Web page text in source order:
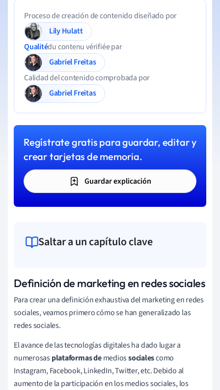
Proceso de creación de contenido diseñado por
Lily Hulatt
Qualitédu contenu vérifiée par
Gabriel Freitas
Calidad del contenido comprobada por
Gabriel Freitas
Regístrate gratis para guardar, editar y
crear tarjetas de memoria.
Guardar explicación
Saltar a un capítulo clave
Definición de marketing en redes sociales
Para crear una definición exhaustiva del marketing en redes
sociales, veamos primero cómo se han generalizado las
redes sociales.
El avance de las tecnologías digitales ha dado lugar a
numerosasplataformasdemediossocialescomo
Instagram, Facebook, LinkedIn, Twitter, etc. Debido al
aumento de la participación en los medios sociales, los